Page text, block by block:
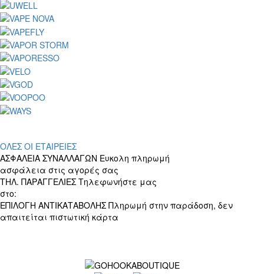
ΟΛΕΣ ΟΙ ΕΤΑΙΡΕΙΕΣ
ΑΣΦΑΛΕΙΑ ΣΥΝΑΛΛΑΓΩΝ Ευκολη πληρωμή
ασφάλεια στις αγορές σας
ΤΗΛ. ΠΑΡΑΓΓΕΛΙΕΣ Τηλεφωνήστε μας
στο:
ΕΠΙΛΟΓΗ ΑΝΤΙΚΑΤΑΒΟΛΗΣ Πληρωμή στην παράδοση, δεν
απαιτείται πιστωτική κάρτα